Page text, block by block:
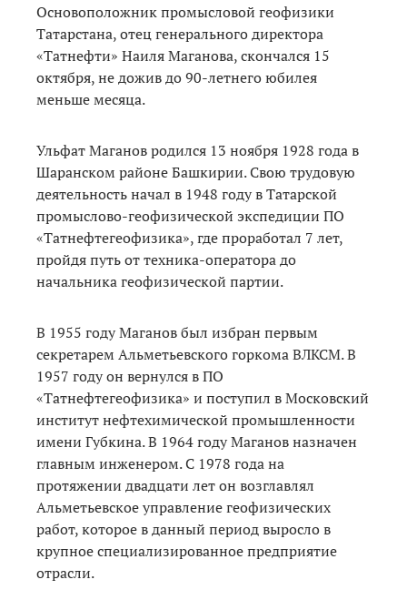
Основоположник промысловой геофизики
Татарстана, отец генерального директора
«Татнефти» Наиля Маганова, скончался 15
октября, не дожив до 90-летнего юбилея
меньше месяца.
Ульфат Маганов родился 13 ноября 1928 года в
Шаранском районе Башкирии. Свою трудовую
деятельность начал в 1948 году в Татарской
промыслово-геофизической экспедиции ПО
«Татнефтегеофизика», где проработал 7 лет,
пройдя путь от техника-оператора до
начальника геофизической партии.
В 1955 году Маганов был избран первым
секретарем Альметьевского горкома ВЛКСМ. В
1957 году он вернулся в ПО
«Татнефтегеофизика» и поступил в Московский
институт нефтехимической промышленности
имени Губкина. В 1964 году Маганов назначен
главным инженером. С 1978 года на
протяжении двадцати лет он возглавлял
Альметьевское управление геофизических
работ, которое в данный период выросло в
крупное специализированное предприятие
отрасли.